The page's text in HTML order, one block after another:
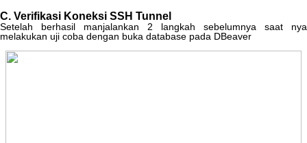
C. Verifikasi Koneksi SSH Tunnel
Setelah berhasil manjalankan 2 langkah sebelumnya saat
nya
melakukan uji coba dengan buka database pada DBeaver